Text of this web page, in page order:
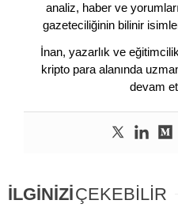
analiz, haber ve
gazeteciliğinin bilinir
İnan, yazarlık ve
kripto para alanında
devam
İLGİNİZİÇEKEBİLİR